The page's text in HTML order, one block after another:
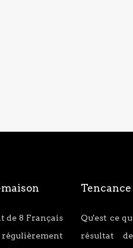
de 8 Français
Qu'est ce
résultat